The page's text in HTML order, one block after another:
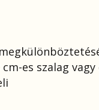
es szalag vagy